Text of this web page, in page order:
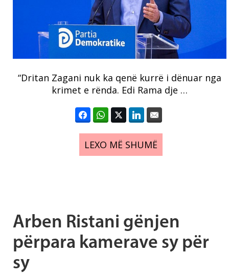
“Dritan Zagani nuk ka qenë kurrë i dënuar nga
krimet e rënda. Edi Rama dje …
LEXO MË SHUMË
Arben Ristani gënjen
përpara kamerave sy për
sy